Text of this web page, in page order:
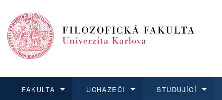
FAKULTA UCHAZEČI STUDUJÍCÍ